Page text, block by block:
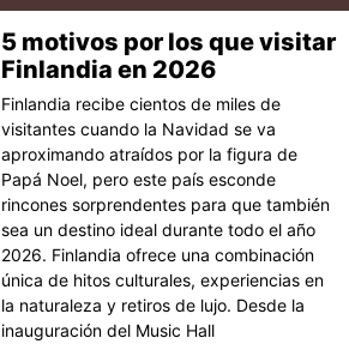
5 motivos por los que visitar
Finlandia en 2026
Finlandia recibe cientos de miles de
visitantes cuando la Navidad se va
aproximando atraídos por la figura de
Papá Noel, pero este país esconde
rincones sorprendentes para que también
sea un destino ideal durante todo el año
2026. Finlandia ofrece una combinación
única de hitos culturales, experiencias en
la naturaleza y retiros de lujo. Desde la
inauguración del Music Hall
PáginaPágina